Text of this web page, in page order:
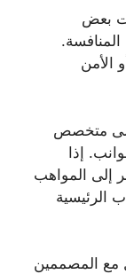
بعض
المنافسة.
الأمن
متخصص
إذا
إلى المواهب
الرئيسية
مع المصممين